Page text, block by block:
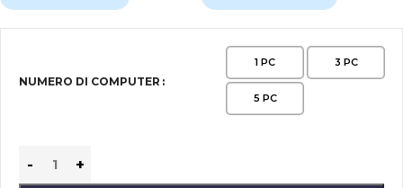
NUMERO DI COMPUTER
1 PC 3 PC
5 PC